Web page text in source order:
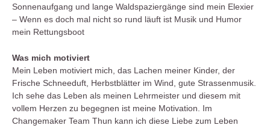
Sonnenaufgang und lange Waldspaziergänge sind mein Elexier
– Wenn es doch mal nicht so rund läuft ist Musik und Humor
mein Rettungsboot
Was mich motiviert
Mein Leben motiviert mich, das Lachen meiner Kinder, der
Frische Schneeduft, Herbstblätter im Wind, gute Strassenmusik.
Ich sehe das Leben als meinen Lehrmeister und diesem mit
vollem Herzen zu begegnen ist meine Motivation. Im
Changemaker Team Thun kann ich diese Liebe zum Leben